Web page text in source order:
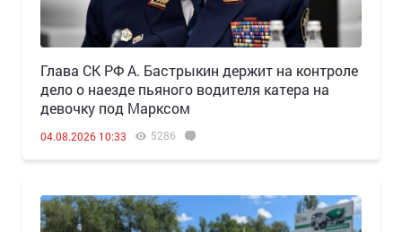
Глава СК РФ А. Бастрыкин держит на контроле
дело о наезде пьяного водителя катера на
девочку под Марксом
04.08.2026 10:33 5286